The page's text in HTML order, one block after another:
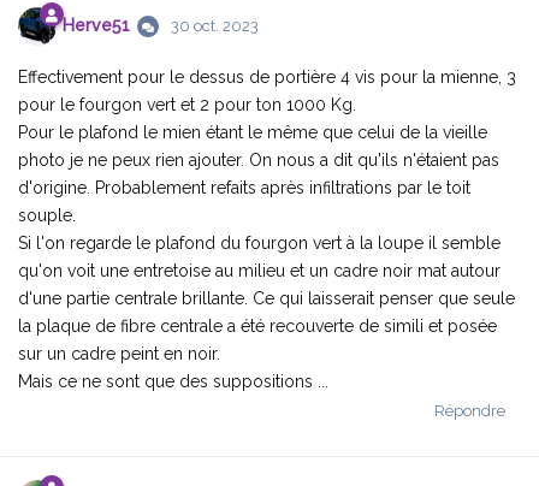
Herve51 30 oct. 2023
Effectivement pour le dessus de portière 4 vis pour la mienne, 3
pour le fourgon vert et 2 pour ton 1000 Kg.
Pour le plafond le mien étant le même que celui de la vieille
photo je ne peux rien ajouter. On nous a dit qu'ils n'étaient pas
d'origine. Probablement refaits après infiltrations par le toit
souple.
Si l'on regarde le plafond du fourgon vert à la loupe il semble
qu'on voit une entretoise au milieu et un cadre noir mat autour
d'une partie centrale brillante. Ce qui laisserait penser que seule
la plaque de fibre centrale a été recouverte de simili et posée
sur un cadre peint en noir.
Mais ce ne sont que des suppositions ...
Répondre